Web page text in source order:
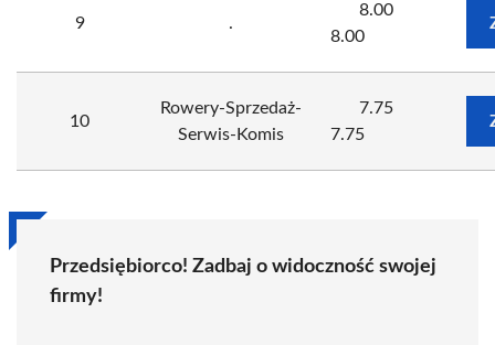
9 .
8.00
8.00
10
Rowery-Sprzedaż-
Serwis-Komis
7.75
7.75
Przedsiębiorco! Zadbaj o widoczność swojej
firmy!